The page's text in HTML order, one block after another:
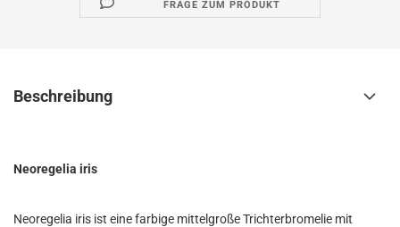
FRAGE ZUM PRODUKT
Beschreibung
Neoregelia iris
Neoregelia iris ist eine farbige mittelgroße Trichterbromelie mit